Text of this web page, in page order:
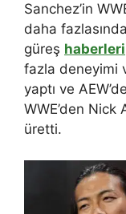
Sanchez’in
daha
güreş haberleri
fazla deneyimi
yaptı ve
WWE’den
üretti.